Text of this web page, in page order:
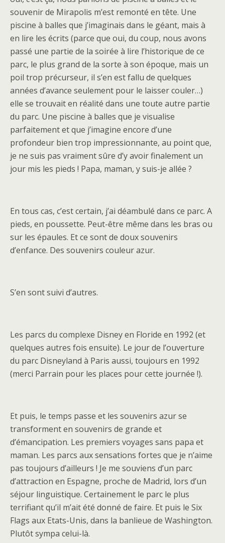
souvenir de Mirapolis m’est remonté en tête. Une
piscine à balles que j’imaginais dans le géant, mais à
en lire les écrits (parce que oui, du coup, nous avons
passé une partie de la soirée à lire l’historique de ce
parc, le plus grand de la sorte à son époque, mais un
poil trop précurseur, il s’en est fallu de quelques
années d’avance seulement pour le laisser couler…)
elle se trouvait en réalité dans une toute autre partie
du parc. Une piscine à balles que je visualise
parfaitement et que j’imagine encore d’une
profondeur bien trop impressionnante, au point que,
je ne suis pas vraiment sûre d’y avoir finalement un
jour mis les pieds ! Papa, maman, y suis-je allée ?
En tous cas, c’est certain, j’ai déambulé dans ce parc. A
pieds, en poussette. Peut-être même dans les bras ou
sur les épaules. Et ce sont de doux souvenirs
d’enfance. Des souvenirs couleur azur.
S’en sont suivi d’autres.
Les parcs du complexe Disney en Floride en 1992 (et
quelques autres fois ensuite). Le jour de l’ouverture
du parc Disneyland à Paris aussi, toujours en 1992
(merci Parrain pour les places pour cette journée !).
Et puis, le temps passe et les souvenirs azur se
transforment en souvenirs de grande et
d’émancipation. Les premiers voyages sans papa et
maman. Les parcs aux sensations fortes que je n’aime
pas toujours d’ailleurs ! Je me souviens d’un parc
d’attraction en Espagne, proche de Madrid, lors d’un
séjour linguistique. Certainement le parc le plus
terrifiant qu’il m’ait été donné de faire. Et puis le Six
Flags aux Etats-Unis, dans la banlieue de Washington.
Plutôt sympa celui-là.